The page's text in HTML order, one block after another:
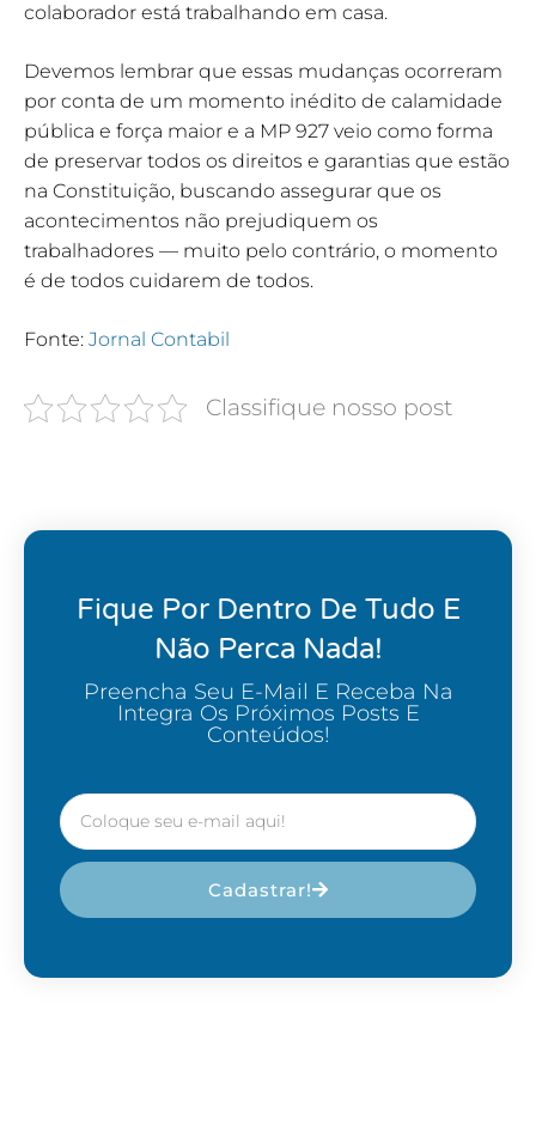
colaborador está trabalhando em casa.
Devemos lembrar que essas mudanças ocorreram
por conta de um momento inédito de calamidade
pública e força maior e a MP 927 veio como forma
de preservar todos os direitos e garantias que estão
na Constituição, buscando assegurar que os
acontecimentos não prejudiquem os
trabalhadores — muito pelo contrário, o momento
é de todos cuidarem de todos.
Fonte: Jornal Contabil
Classifique nosso post
Fique Por Dentro De Tudo E
Não Perca Nada!
Preencha Seu E-Mail E Receba Na
Integra Os Próximos Posts E
Conteúdos!
Cadastrar!